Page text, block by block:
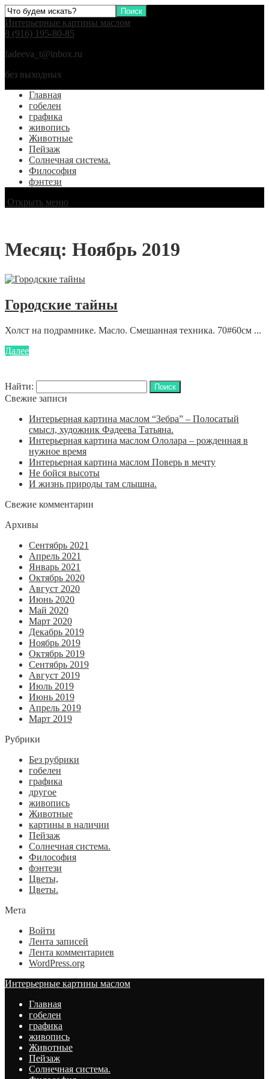
Интерьерные картины маслом
8 (916) 195-80-85
fadeeva_t@inbox.ru
без выходных
Главная
гобелен
графика
живопись
Животные
Пейзаж
Солнечная система.
Философия
фэнтези
Открыть меню
Месяц: Ноябрь 2019
Городские тайны
Холст на подрамнике. Масло. Смешанная техника. 70#60см ...
Далее
Найти:
Свежие записи
Интерьерная картина маслом “Зебра” – Полосатый
смысл, художник Фадеева Татьяна.
Интерьерная картина маслом Ололара – рожденная в
нужное время
Интерьерная картина маслом Поверь в мечту
Не бойся высоты
И жизнь природы там слышна.
Свежие комментарии
Архивы
Сентябрь 2021
Апрель 2021
Январь 2021
Октябрь 2020
Август 2020
Июнь 2020
Май 2020
Март 2020
Декабрь 2019
Ноябрь 2019
Октябрь 2019
Сентябрь 2019
Август 2019
Июль 2019
Июнь 2019
Апрель 2019
Март 2019
Рубрики
Без рубрики
гобелен
графика
другое
живопись
Животные
картины в наличии
Пейзаж
Солнечная система.
Философия
фэнтези
Цветы,
Цветы.
Мета
Войти
Лента записей
Лента комментариев
WordPress.org
Интерьерные картины маслом
Главная
гобелен
графика
живопись
Животные
Пейзаж
Солнечная система.